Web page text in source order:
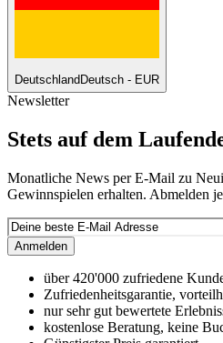
Deutschland Deutsch - EUR
Newsletter
Stets auf dem
Monatliche News per E-Mail zu
Gewinnspielen erhalten. Abmelden
Anmelden
über 420'000 zufriedene
Zufriedenheitsgarantie,
nur sehr gut bewertete
kostenlose Beratung, keine